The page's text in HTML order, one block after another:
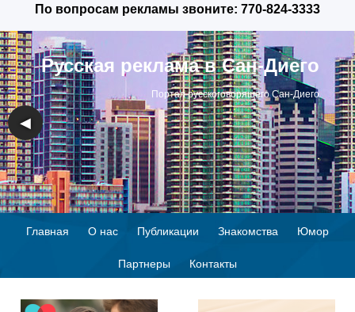
По вопросам рекламы звоните: 770-824-3333
Русская реклама в Сан-Диего
Портал русскоговорящего Сан-Диего
◀ ▶
Главная О нас Публикации Знакомства Юмор
Партнеры Контакты